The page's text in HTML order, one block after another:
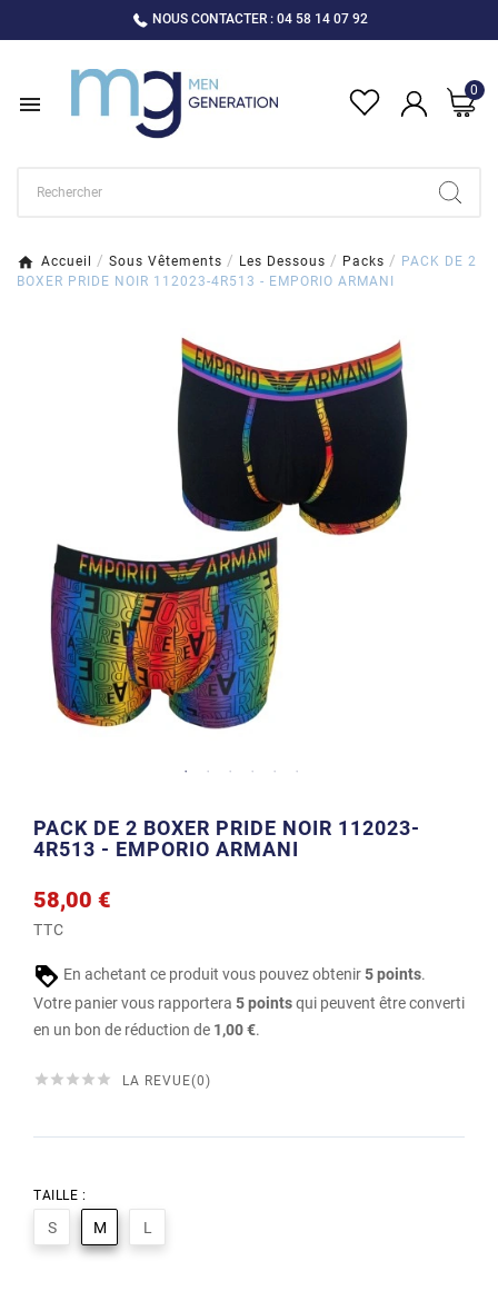
NOUS CONTACTER : 04 58 14 07 92

0
Accueil Sous Vêtements Les Dessous Packs
PACK DE 2
BOXER PRIDE NOIR 112023-4R513 - EMPORIO ARMANI
PACK DE 2 BOXER PRIDE NOIR 112023-
4R513 - EMPORIO ARMANI
58,00 €
TTC
En achetant ce produit vous pouvez obtenir5points.
Votre panier vous rapportera 5pointsqui peuvent être converti
en un bon de réduction de 1,00 €.
     LA REVUE(0)
TAILLE :
S M L